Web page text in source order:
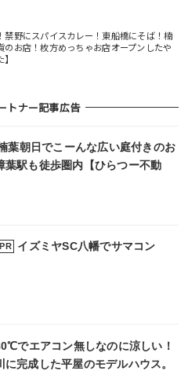
禁野にスパイスカレー！東船橋にそば！楠
のお店！枚方めっちゃお店オープンしたや
トナー記事広告
葉朝日でこーんな広い庭付きのお
葉駅も徒歩圏内【ひらつー不動
PR イズミヤSC八幡でサマコン
でエアコン無しなのに涼しい！
に完成した平屋のモデルハウス。